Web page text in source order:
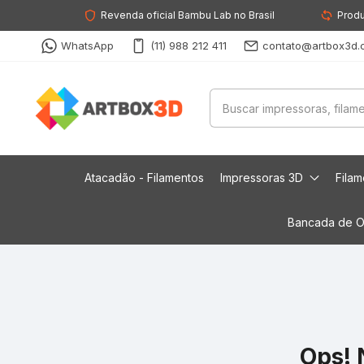
Revenda oficial Bambu Lab no Brasil
WhatsApp (11) 988 212 411
Atacadão - Filamentos Impressoras 3D
Bancada de
Ops!